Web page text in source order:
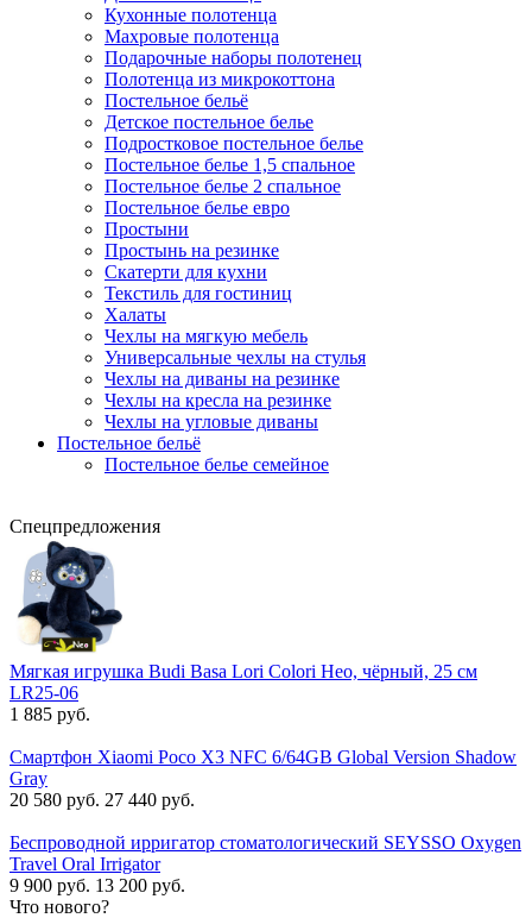
Кухонные полотенца
Махровые полотенца
Подарочные наборы полотенец
Полотенца из микрокоттона
Постельное бельё
Детское постельное белье
Подростковое постельное белье
Постельное белье 1,5 спальное
Постельное белье 2 спальное
Постельное белье евро
Простыни
Простынь на резинке
Скатерти для кухни
Текстиль для гостиниц
Халаты
Чехлы на мягкую мебель
Универсальные чехлы на стулья
Чехлы на диваны на резинке
Чехлы на кресла на резинке
Чехлы на угловые диваны
Постельное бельё
Постельное белье семейное
Спецпредложения
Мягкая игрушка Budi Basa Lori Colori Нео, чёрный, 25 см
LR25-06
1 885 руб.
Смартфон Xiaomi Poco X3 NFC 6/64GB Global Version Shadow
Gray
20 580 руб. 27 440 руб.
Беспроводной ирригатор стоматологический SEYSSO Oxygen
Travel Oral Irrigator
9 900 руб. 13 200 руб.
Что нового?